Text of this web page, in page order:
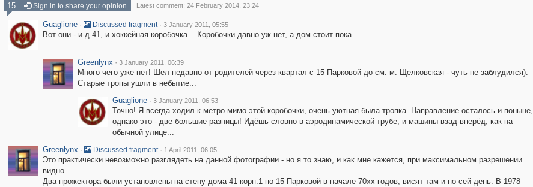
15 Sign in to share your opinion Latest comment: 24 February 2014, 23:24
Guaglione · Discussed fragment · 3 January 2011, 05:55
Вот они - и д.41, и хоккейная коробочка... Коробочки давно уж нет, а дом стоит пока.
Greenlynx · 3 January 2011, 06:39
Много чего уже нет! Шел недавно от родителей через квартал с 15 Парковой до см. м. Щелковская - чуть не заблудился).
Старые тропы ушли в небытие...
Guaglione · 3 January 2011, 06:53
Точно! Я всегда ходил к метро мимо этой коробочки, очень уютная была тропка. Направление осталось и поныне,
однако это - две большие разницы! Идёшь словно в аэродинамической трубе, и машины взад-вперёд, как на
обычной улице...
Greenlynx · Discussed fragment · 1 April 2011, 06:05
Это практически невозможно разглядеть на данной фотографии - но я то знаю, и как мне кажется, при максимальном разрешении
видно...
Два прожектора были установлены на стену дома 41 корп.1 по 15 Парковой в начале 70хх годов, висят там и по сей день. В 1978